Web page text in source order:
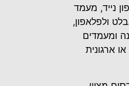
נייד, מעמד
ולפלאפון,
ומעמדים
ארגונית